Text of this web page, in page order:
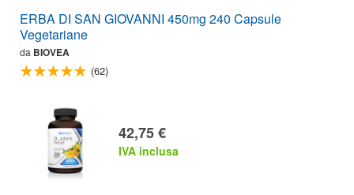
ERBA DI SAN GIOVANNI 450mg 240 Capsule
Vegetariane
da BIOVEA
(62)
42,75 €
IVA inclusa